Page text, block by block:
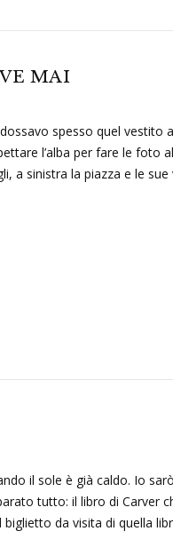
MAI
spesso quel vestito
l’alba per fare le foto
a sinistra la piazza e le sue
il sole è già caldo. Io
tutto: il libro di Carver
da visita di quella